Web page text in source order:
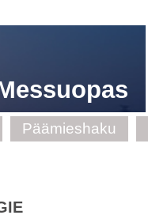
Päämieshaku